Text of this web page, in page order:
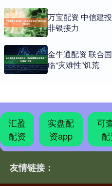
万宝配资 中信建
非银接力
金牛通配资 联合
临“灾难性”饥荒
汇盈
配资
实盘配
资app
可
友情链接：